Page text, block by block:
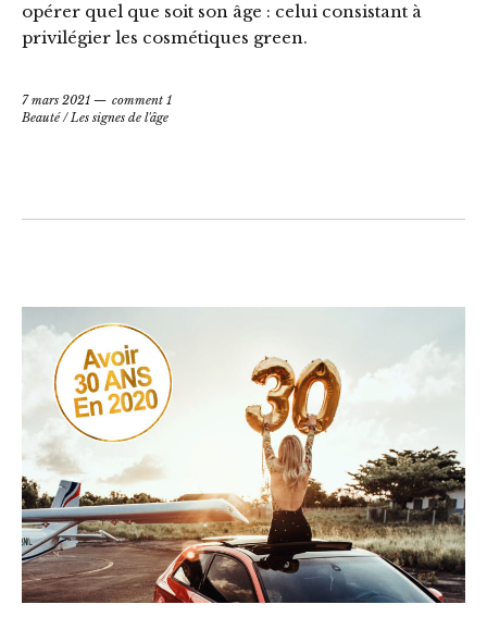
opérer quel que soit son âge : celui consistant à
privilégier les cosmétiques green.
7 mars 2021
comment 1
Beauté/Les signes de l'âge